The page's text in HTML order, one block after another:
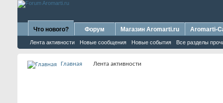
Что нового?
Лента активности Новые сообщения Новые события Все разделы
Форум Магазин Aromarti.ru Aromarti-
Главная Лента активности